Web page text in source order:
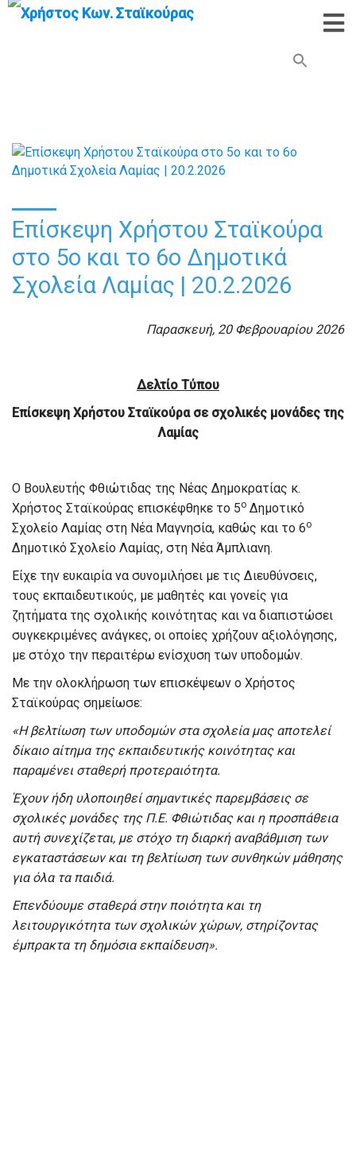
Επίσκεψη Χρήστου Σταϊκούρα
στο 5ο και το 6ο Δημοτικά
Σχολεία Λαμίας | 20.2.2026
Παρασκευή, 20 Φεβρουαρίου 2026
Δελτίο Τύπου
Επίσκεψη Χρήστου Σταϊκούρα σε σχολικές μονάδες της
Λαμίας
Ο Βουλευτής Φθιώτιδας της Νέας Δημοκρατίας κ.
Χρήστος Σταϊκούρας επισκέφθηκε το 5ο Δημοτικό
Σχολείο Λαμίας στη Νέα Μαγνησία, καθώς και το 6ο
Δημοτικό Σχολείο Λαμίας, στη Νέα Άμπλιανη.
Είχε την ευκαιρία να συνομιλήσει με τις Διευθύνσεις,
τους εκπαιδευτικούς, με μαθητές και γονείς για
ζητήματα της σχολικής κοινότητας και να διαπιστώσει
συγκεκριμένες ανάγκες, οι οποίες χρήζουν αξιολόγησης,
με στόχο την περαιτέρω ενίσχυση των υποδομών.
Με την ολοκλήρωση των επισκέψεων ο Χρήστος
Σταϊκούρας σημείωσε:
«Η βελτίωση των υποδομών στα σχολεία μας αποτελεί
δίκαιο αίτημα της εκπαιδευτικής κοινότητας και
παραμένει σταθερή προτεραιότητα.
Έχουν ήδη υλοποιηθεί σημαντικές παρεμβάσεις σε
σχολικές μονάδες της Π.Ε. Φθιώτιδας και η προσπάθεια
αυτή συνεχίζεται, με στόχο τη διαρκή αναβάθμιση των
εγκαταστάσεων και τη βελτίωση των συνθηκών μάθησης
για όλα τα παιδιά.
Επενδύουμε σταθερά στην ποιότητα και τη
λειτουργικότητα των σχολικών χώρων, στηρίζοντας
έμπρακτα τη δημόσια εκπαίδευση».